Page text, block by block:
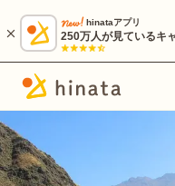
hinataアプリ
250万人が見ているキ